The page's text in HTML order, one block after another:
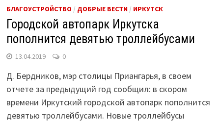
БЛАГОУСТРОЙСТВО / ДОБРЫЕ ВЕСТИ/ ИРКУТСК
Городской автопарк Иркутска
пополнится девятью троллейбусами
13.04.2019 0
Д. Бердников, мэр столицы Приангарья, в своем
отчете за предыдущий год сообщил: в скором
времени Иркутский городской автопарк пополнится
девятью троллейбусами. Новые троллейбусы